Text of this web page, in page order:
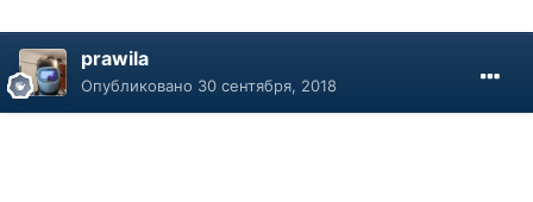
prawila
Опубликовано 30 сентября, 2018